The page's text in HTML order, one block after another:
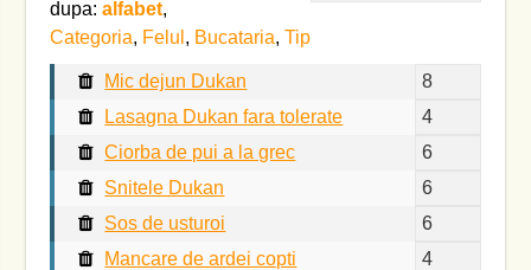
dupa:alfabet,
Categoria, Felul , Bucataria,Tip
Mic dejun Dukan
Lasagna Dukan fara tolerate
Ciorba de pui a la grec
Snitele Dukan
Sos de usturoi
Mancare de ardei copti